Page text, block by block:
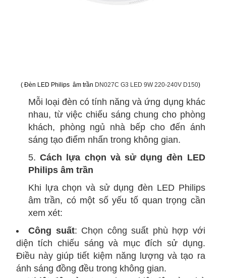
( Đèn LED Philips âm trần DN027C G3 LED 9W 220-240V D150)
Mỗi loại đèn có tính năng và ứng dụng khác
nhau, từ việc chiếu sáng chung cho phòng
khách, phòng ngủ nhà bếp cho đến ánh
sáng tạo điểm nhấn trong không gian.
5.Cách lựa chọn và sử dụng đèn LED
Philips âm trần
Khi lựa chọn và sử dụng đèn LED Philips
âm trần, có một số yếu tố quan trọng cần
xem xét:
Công suất: Chọn công suất phù hợp với
diện tích chiếu sáng và mục đích sử dụng.
Điều này giúp tiết kiệm năng lượng và tạo ra
ánh sáng đồng đều trong không gian.